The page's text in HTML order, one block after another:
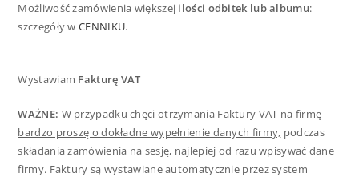
Możliwość zamówienia większej ilości odbitek lub albumu:
szczegóły wCENNIKU.
Wystawiam Fakturę VAT
WAŻNE: W przypadku chęci otrzymania Faktury VAT na firmę –
bardzo proszę o dokładne wypełnienie danych firmy, podczas
składania zamówienia na sesję, najlepiej od razu wpisywać dane
firmy. Faktury są wystawiane automatycznie przez system